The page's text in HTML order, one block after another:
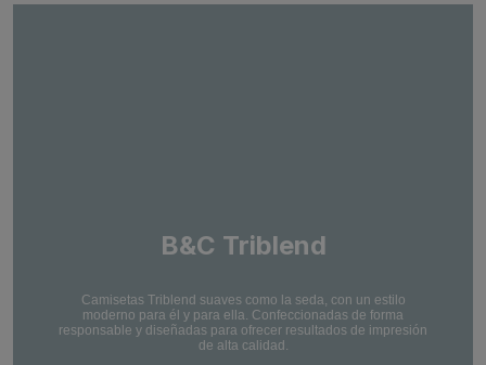
B&C Triblend
Camisetas Triblend suaves como la seda, con un estilo
moderno para él y para ella. Confeccionadas de forma
responsable y diseñadas para ofrecer resultados de impresión
de alta calidad.